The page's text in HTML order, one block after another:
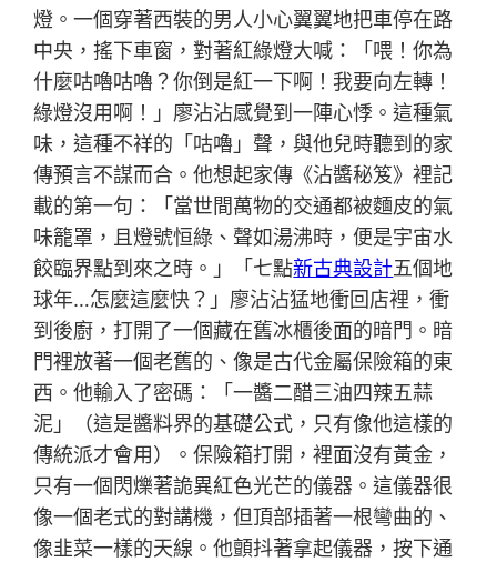
燈。一個穿著西裝的男人小心翼翼地把車停在路
中央，搖下車窗，對著紅綠燈大喊：「喂！你為
什麼咕嚕咕嚕？你倒是紅一下啊！我要向左轉！
綠燈沒用啊！」廖沾沾感覺到一陣心悸。這種氣
味，這種不祥的「咕嚕」聲，與他兒時聽到的家
傳預言不謀而合。他想起家傳《沾醬秘笈》裡記
載的第一句：「當世間萬物的交通都被麵皮的氣
味籠罩，且燈號恒綠、聲如湯沸時，便是宇宙水
餃臨界點到來之時。」「七點新古典設計五個地
球年…怎麼這麼快？」廖沾沾猛地衝回店裡，衝
到後廚，打開了一個藏在舊冰櫃後面的暗門。暗
門裡放著一個老舊的、像是古代金屬保險箱的東
西。他輸入了密碼：「一醬二醋三油四辣五蒜
泥」（這是醬料界的基礎公式，只有像他這樣的
傳統派才會用）。保險箱打開，裡面沒有黃金，
只有一個閃爍著詭異紅色光芒的儀器。這儀器很
像一個老式的對講機，但頂部插著一根彎曲的、
像韭菜一樣的天線。他顫抖著拿起儀器，按下通